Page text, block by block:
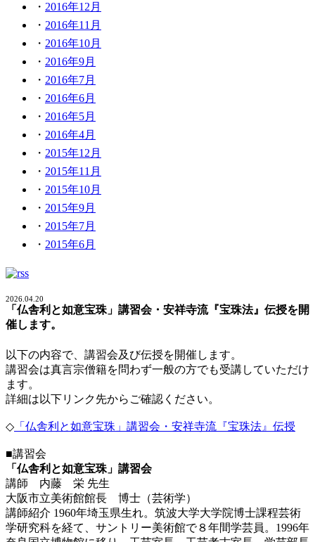
2016年12月
2016年11月
2016年10月
2016年9月
2016年7月
2016年6月
2016年5月
2016年4月
2015年12月
2015年11月
2015年10月
2015年9月
2015年7月
2015年6月
2026.04.20
「仏舎利と如意宝珠」講習会・安祥寺流『宝珠法』伝授を開
催します。
以下の内容で、講習会及び伝授を開催します。
講習会は真言宗僧籍を問わず一般の方でも受講していただけ
ます。
詳細は以下リンク先からご確認ください。
◇ 「仏舎利と如意宝珠」講習会・安祥寺流『宝珠法』伝授
■講習会
「仏舎利と如意宝珠」講習会
講師 内藤 栄 先生
大阪市立美術館館長 博士（芸術学）
講師紹介 1960年埼玉県生れ。筑波大学大学院博士課程芸術
学研究科を経て、サントリー美術館で８年間学芸員。1996年